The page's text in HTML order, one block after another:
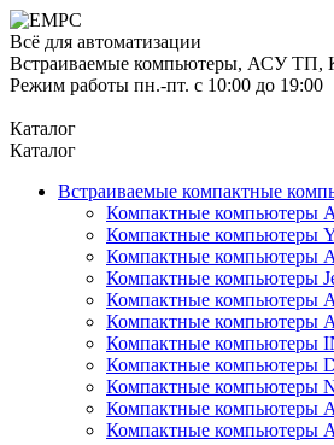
Всё для автоматизации
Встраиваемые компьютеры, АСУ ТП,
Режим работы пн.-пт. с 10:00 до 19:00
Каталог
Каталог
Встраиваемые компактные
Компактные компьютеры
Компактные компьютеры
Компактные компьютеры
Компактные компьютеры
Компактные компьютеры
Компактные компьютеры
Компактные компьютеры
Компактные компьютеры
Компактные компьютеры
Компактные компьютеры
Компактные компьютеры